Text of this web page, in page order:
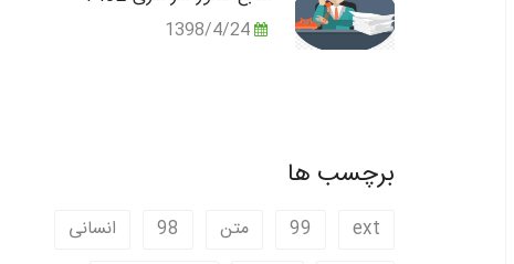
برچسب ها
ext
99 متن 98
انسانی